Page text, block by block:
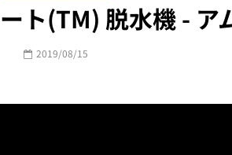
ト(TM) 脱水機 - ア
2019/08/15